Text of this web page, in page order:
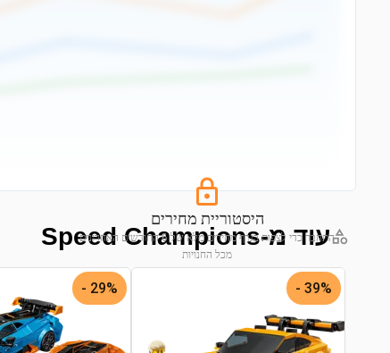
היסטוריית מחירים
התחבר כדי לצפות בגרף מחירים מלא של 6 החודשים האחרונים
מכל החנויות
עוד מ-Speed Champions
39% -
29% -